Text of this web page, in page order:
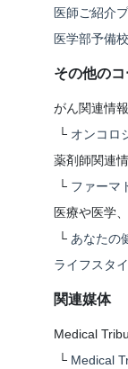
医師ご紹介
医学部予備
その他の
がん関連情報
└ オンコロ
薬剤師関連
└ ファーマ
医療や医学
└ あなたの
ライフスタ
関連媒体
Medical
└ Medical